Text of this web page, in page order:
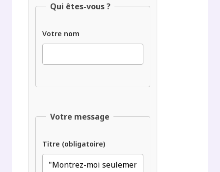
Qui êtes-vous ?
Votre nom
Votre message
Titre (obligatoire)